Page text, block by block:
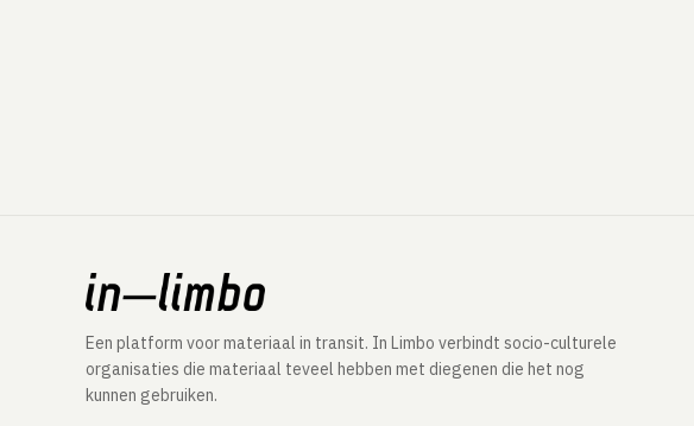
Een platform voor materiaal in transit. In Limbo verbindt socio-culturele
organisaties die materiaal teveel hebben met diegenen die het nog
kunnen gebruiken.